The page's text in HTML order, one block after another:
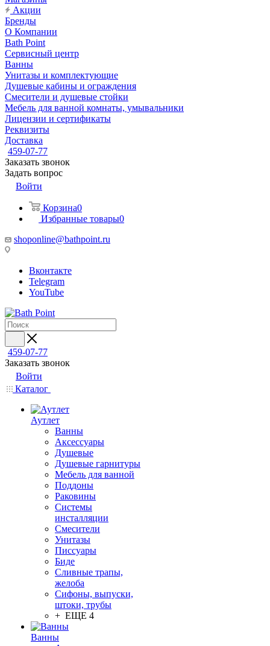
Акции
Бренды
О Компании
Bath Point
Сервисный центр
Ванны
Унитазы и комплектующие
Душевые кабины и ограждения
Смесители и душевые стойки
Мебель для ванной комнаты, умывальники
Лицензии и сертификаты
Реквизиты
Доставка
459-07-77
Заказать звонок
Задать вопрос
Войти
Корзина0
Избранные товары0
shoponline@bathpoint.ru
Вконтакте
Telegram
YouTube
459-07-77
Заказать звонок
Войти
Каталог
Аутлет
Ванны
Аксессуары
Душевые
Душевые гарнитуры
Мебель для ванной
Поддоны
Раковины
Системы
инсталляции
Смесители
Унитазы
Писсуары
Биде
Сливные трапы,
желоба
Сифоны, выпуски,
штоки, трубы
+ ЕЩЕ 4
Ванны